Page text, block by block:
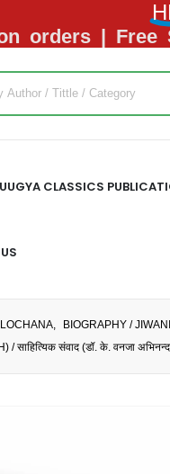
orders | Free
CLASSICS
, BIOGRAPHY / JIWANI
संवाद (डॉ. के. वनजा